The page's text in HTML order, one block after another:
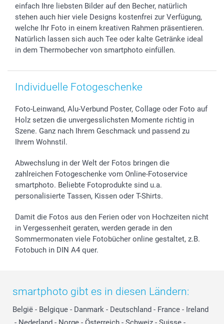
B2B smartbusiness
Widerrufsrecht
Geburt
Zu allen Anlässen
Sitemap
Status der Bestellung
smartfriends
smartgarantie
einfach Ihre liebsten Bilder auf den Becher, natürlich
stehen auch hier viele Designs kostenfrei zur Verfügung,
welche Ihr Foto in einem kreativen Rahmen präsentieren.
Natürlich lassen sich auch Tee oder kalte Getränke ideal
in dem Thermobecher von smartphoto einfüllen.
Individuelle Fotogeschenke
Foto-Leinwand, Alu-Verbund Poster, Collage oder Foto auf
Holz setzen die unvergesslichsten Momente richtig in
Szene. Ganz nach Ihrem Geschmack und passend zu
Ihrem Wohnstil.
Abwechslung in der Welt der Fotos bringen die
zahlreichen Fotogeschenke vom Online-Fotoservice
smartphoto. Beliebte Fotoprodukte sind u.a.
personalisierte Tassen, Kissen oder T-Shirts.
Damit die Fotos aus den Ferien oder von Hochzeiten nicht
in Vergessenheit geraten, werden gerade in den
Sommermonaten viele Fotobücher online gestaltet, z.B.
Fotobuch in DIN A4 quer.
smartphoto gibt es in diesen Ländern:
België - Belgique - Danmark - Deutschland - France - Ireland